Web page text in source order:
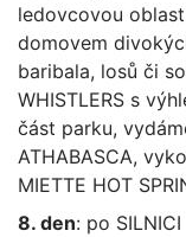
ledovcovou oblast
domovem
baribala, losů či
WHISTLERS s
část parku,
ATHABASCA,
MIETTE HOT
8. den: po